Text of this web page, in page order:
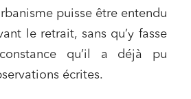
puisse être entendu
le retrait, sans qu’y fasse
qu’il a déjà pu
écrites.